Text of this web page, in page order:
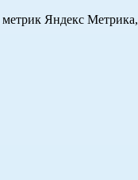
Яндекс Метрика,